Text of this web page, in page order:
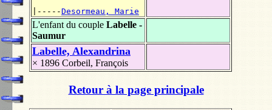
|-----Desormeau, Marie
L'enfant du couple Labelle -
Saumur
Labelle, Alexandrina
× 1896 Corbeil, François
Retour à la page principale